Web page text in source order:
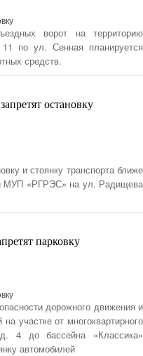
ворот на территорию
по ул. Сенная планируется
средств.
остановку
и стоянку транспорта ближе
МУП «РГРЭС» на ул. Радищева
парковку
дорожного движения и
участке от многоквартирного
4 до бассейна «Классика»
автомобилей